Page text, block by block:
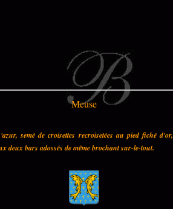
Meuse
semé de croisettes recroisetées au pied fiché d'or,
deux bars adossés de même brochant sur-le-tout.